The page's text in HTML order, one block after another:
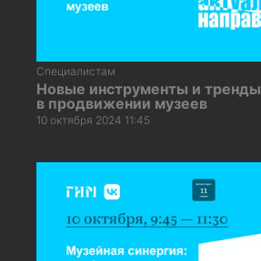
Специалистам
Новые инструменты и тренды
в продвижении музеев
10 октября 2024 11:45